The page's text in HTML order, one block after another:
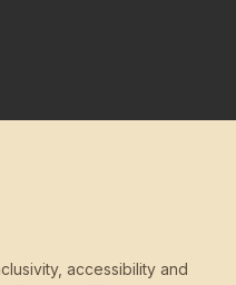
accessibility and